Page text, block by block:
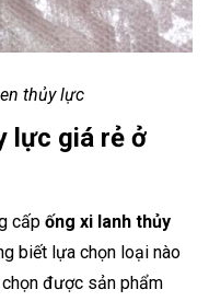
thủy lực
lực giá rẻ ở
cấp ống xi lanh thủy
biết lựa chọn loại nào
được sản phẩm